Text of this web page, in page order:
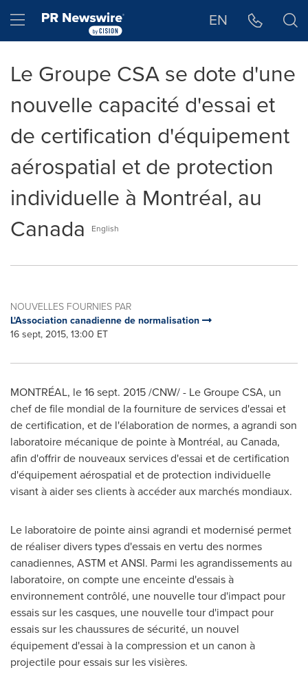
Hamburger menu EN
Le Groupe CSA se dote d'une
nouvelle capacité d'essai et
de certification d'équipement
aérospatial et de protection
individuelle à Montréal, au
Canada
English
NOUVELLES FOURNIES PAR
L'Association canadienne de normalisation
16 sept, 2015, 13:00 ET
MONTRÉAL, le 16 sept. 2015 /CNW/ - Le Groupe CSA, un
chef de file mondial de la fourniture de services d'essai et
de certification, et de l'élaboration de normes, a agrandi son
laboratoire mécanique de pointe à Montréal, au Canada,
afin d'offrir de nouveaux services d'essai et de certification
d'équipement aérospatial et de protection individuelle
visant à aider ses clients à accéder aux marchés mondiaux.
Le laboratoire de pointe ainsi agrandi et modernisé permet
de réaliser divers types d'essais en vertu des normes
canadiennes, ASTM et ANSI. Parmi les agrandissements au
laboratoire, on compte une enceinte d'essais à
environnement contrôlé, une nouvelle tour d'impact pour
essais sur les casques, une nouvelle tour d'impact pour
essais sur les chaussures de sécurité, un nouvel
équipement d'essai à la compression et un canon à
projectile pour essais sur les visières.